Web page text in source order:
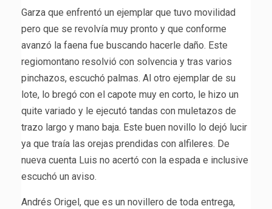
Garza que enfrentó un ejemplar que tuvo movilidad
pero que se revolvía muy pronto y que conforme
avanzó la faena fue buscando hacerle daño. Este
regiomontano resolvió con solvencia y tras varios
pinchazos, escuchó palmas. Al otro ejemplar de su
lote, lo bregó con el capote muy en corto, le hizo un
quite variado y le ejecutó tandas con muletazos de
trazo largo y mano baja. Este buen novillo lo dejó lucir
ya que traía las orejas prendidas con alfileres. De
nueva cuenta Luis no acertó con la espada e inclusive
escuchó un aviso.
Andrés Origel, que es un novillero de toda entrega,